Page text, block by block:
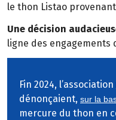
le thon Listao
Une décision
ligne des engagements
Fin 2024, l’association
dénonçaient, sur la
mercure du thon en